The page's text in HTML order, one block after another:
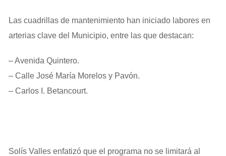
Las cuadrillas de mantenimiento han iniciado labores en
arterias clave del Municipio, entre las que destacan:
– Avenida Quintero.
– Calle José María Morelos y Pavón.
– Carlos I. Betancourt.
Solís Valles enfatizó que el programa no se limitará al